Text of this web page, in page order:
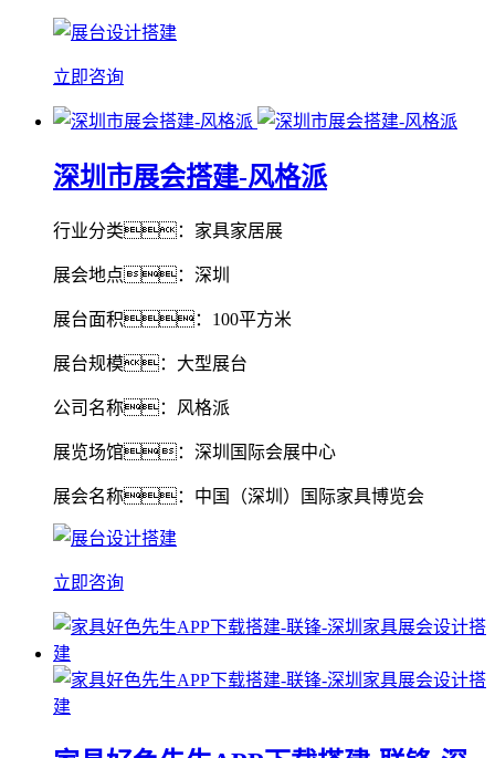
立即咨询
深圳市展会搭建-风格派
行业分类：家具家居展
展会地点：深圳
展台面积：100平方米
展台规模：大型展台
公司名称：风格派
展览场馆：深圳国际会展中心
展会名称：中国（深圳）国际家具博览会
立即咨询